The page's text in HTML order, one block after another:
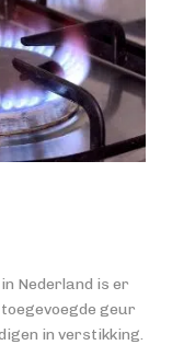
Nederland is er
geur
in verstikking.